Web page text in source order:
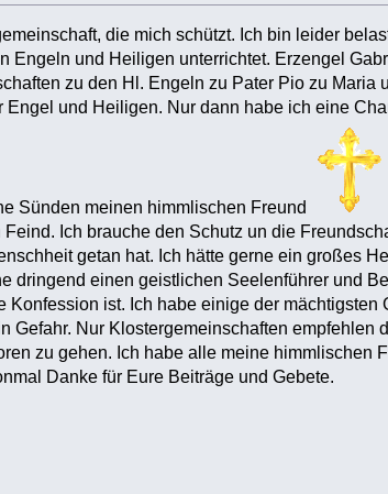
die mich schützt. Ich bin leider
Engeln und Heiligen unterrichtet. Erzengel
zu den Hl. Engeln zu Pater Pio zu Maria
und Heiligen. Nur dann habe ich eine
Sünden meinen himmlischen Freund
Ich brauche den Schutz un die
getan hat. Ich hätte gerne ein großes
dringend einen geistlichen Seelenführer und
Konfession ist. Ich habe einige der
Gefahr. Nur Klostergemeinschaften empfehlen
zu gehen. Ich habe alle meine himmlischen
Danke für Eure Beiträge und Gebete.